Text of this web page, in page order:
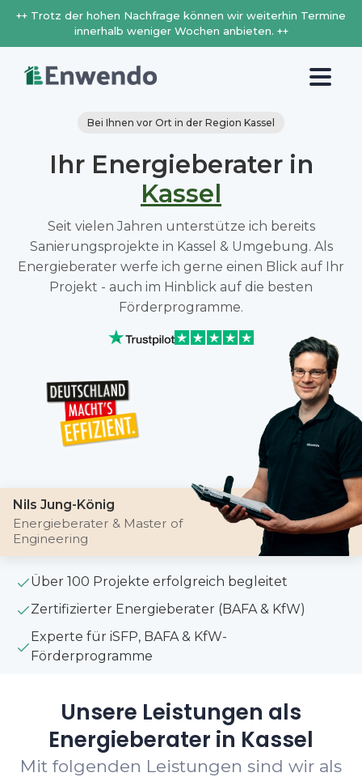
++ Trotz der hohen Nachfrage können wir weiterhin Termine
innerhalb weniger Wochen anbieten. ++
Bei Ihnen vor Ort in der Region Kassel
Ihr Energieberater in
Kassel
Seit vielen Jahren unterstütze ich bereits
Sanierungsprojekte in Kassel & Umgebung. Als
Energieberater werfe ich gerne einen Blick auf Ihr
Projekt - auch im Hinblick auf die besten
Förderprogramme.
Nils Jung-König
Energieberater & Master of
Engineering
Über 100 Projekte erfolgreich begleitet
Zertifizierter Energieberater (BAFA & KfW)
Experte für iSFP, BAFA & KfW-
Förderprogramme
Unsere Leistungen als
Energieberater in Kassel
Mit folgenden Leistungen sind wir als